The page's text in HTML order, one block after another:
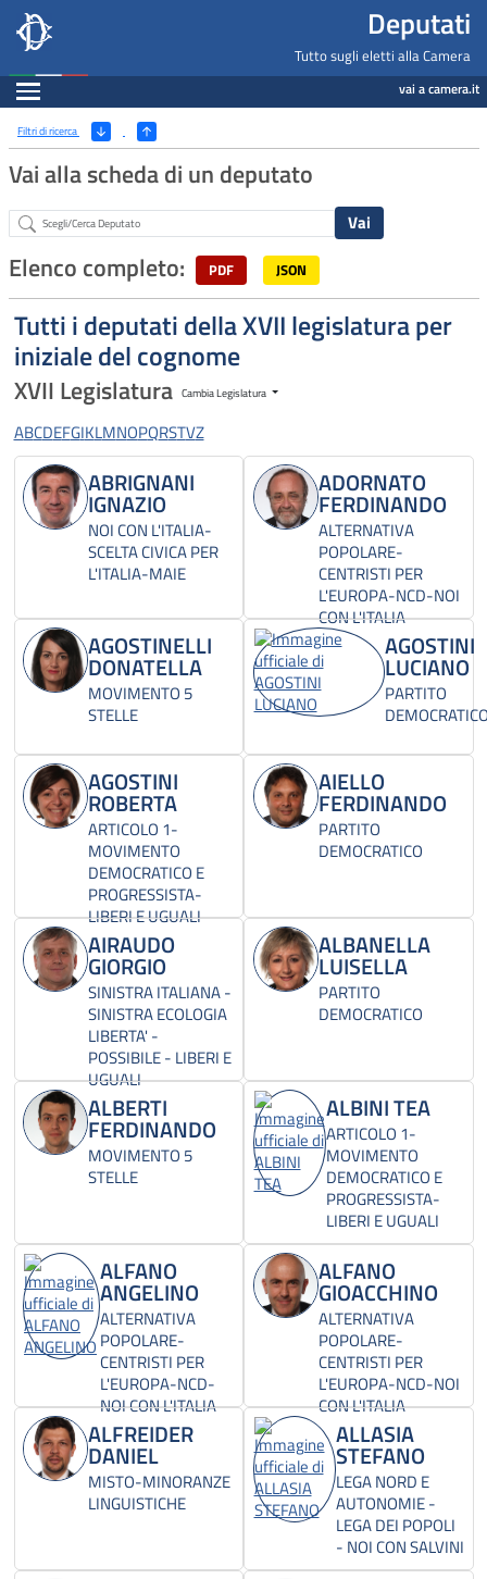
Deputati, Camera dei Deputati -
Salta al contenuto principale
Salta al menu di navigazione Deputati
Tutto sugli eletti alla Camera
Espandi vai a camera.it
Ricerca
Filtri di ricerca (Apri/Chiudi filtri)
Vai alla scheda di un deputato
Abstract
Elenco completo: PDF JSON
Tutti i deputati della XVII legislatura per
iniziale del cognome
XVII Legislatura Cambia Legislatura
ABCDEFGIKLMNOPQRSTVZ
ABRIGNANI
IGNAZIO
NOI CON L'ITALIA-
SCELTA CIVICA PER
L'ITALIA-MAIE
ADORNATO
FERDINANDO
ALTERNATIVA
POPOLARE-
CENTRISTI PER
L'EUROPA-NCD-NOI
CON L'ITALIA
AGOSTINELLI
DONATELLA
MOVIMENTO 5
STELLE
AGOSTINI
LUCIANO
PARTITO
AGOSTINI
ROBERTA
ARTICOLO 1-
MOVIMENTO
DEMOCRATICO E
PROGRESSISTA-
LIBERI E UGUALI
AIELLO
FERDINANDO
PARTITO
DEMOCRATICO
AIRAUDO
GIORGIO
SINISTRA ITALIANA -
SINISTRA ECOLOGIA
LIBERTA' -
POSSIBILE - LIBERI E
UGUALI
ALBANELLA
LUISELLA
PARTITO
DEMOCRATICO
ALBERTI
FERDINANDO
MOVIMENTO 5
STELLE
ALBINI TEA
ARTICOLO 1-
MOVIMENTO
DEMOCRATICO E
PROGRESSISTA-
LIBERI E UGUALI
ALFANO
ANGELINO
ALTERNATIVA
POPOLARE-
CENTRISTI PER
L'EUROPA-NCD-
NOI CON L'ITALIA
ALFANO
GIOACCHINO
ALTERNATIVA
POPOLARE-
CENTRISTI PER
L'EUROPA-NCD-NOI
CON L'ITALIA
ALFREIDER
DANIEL
MISTO-MINORANZE
LINGUISTICHE
ALLASIA
STEFANO
LEGA NORD E
AUTONOMIE -
LEGA DEI POPOLI
- NOI CON SALVINI
Navigazione pagine di servizio
Fine pagina
Salta al contenuto principale
Salta al menu di navigazione
Vai a inizio pagina